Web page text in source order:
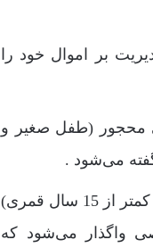
بر اموال خود را
محجور (طفل صغیر و
می‌شود .
در کشور ما بر اساس قانون و به حکم دادگاه ، سرپرستی کودکان (دختران کمتر از 9 سال و پسران کمتر از 15 سال قمری)
واگذار می‌شود که